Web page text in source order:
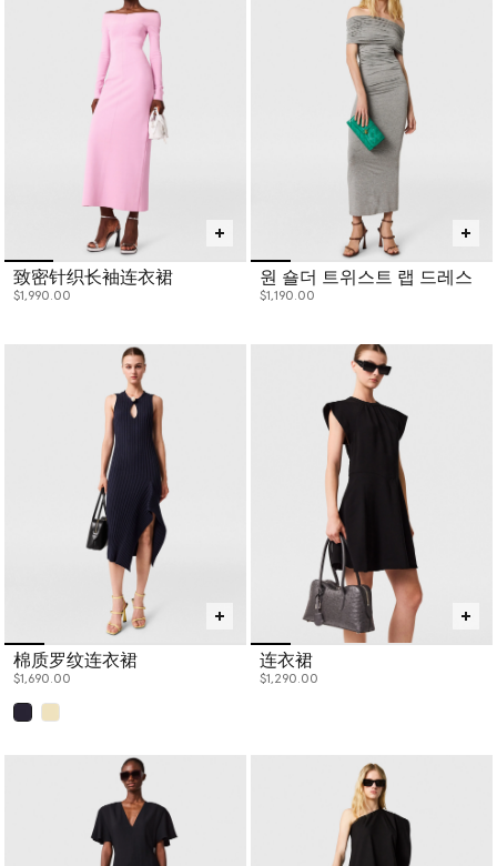
致密针织长袖连衣裙
$1,990.00
원 숄더 트위스트 랩 드레스
$1,190.00
棉质罗纹连衣裙
$1,690.00
连衣裙
$1,290.00